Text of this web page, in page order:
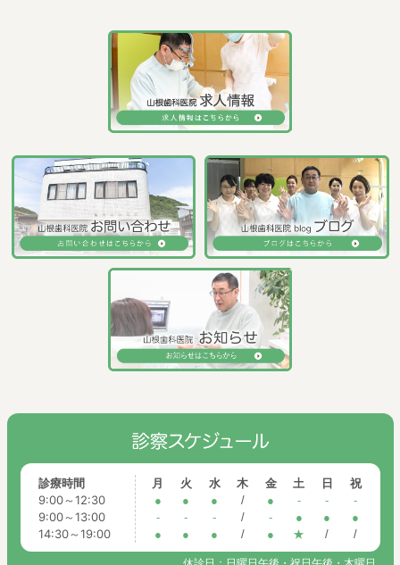
診療時間
9:00～12:30
9:00～13:00
14:30～19:00
月
●
-
●
火
●
-
●
水
●
-
●
木
/
/
/
金
●
-
●
土
-
●
★
日
-
●
/
祝
-
●
/